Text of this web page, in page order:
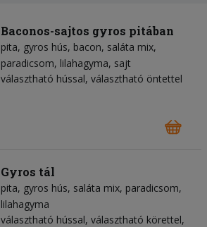
Baconos-sajtos gyros pitában
pita gyros hús bacon saláta mix
paradicsom lilahagyma sajt
választható hússal, választható öntettel
Gyros tál
pita gyros hús saláta mix paradicsom
lilahagyma
választható hússal, választható körettel,